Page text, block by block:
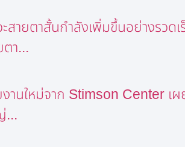
ะสายตาสั้นกำลังเพิ่มขึ้นอย่างรวด
ตา...
งานใหม่จาก Stimson Center เ
...